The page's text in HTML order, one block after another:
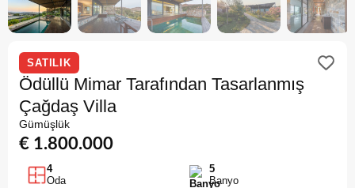
SATILIK
Ödüllü Mimar Tarafından Tasarlanmış
Çağdaş Villa
Gümüşlük
€ 1.800.000
4
Oda
5
Banyo